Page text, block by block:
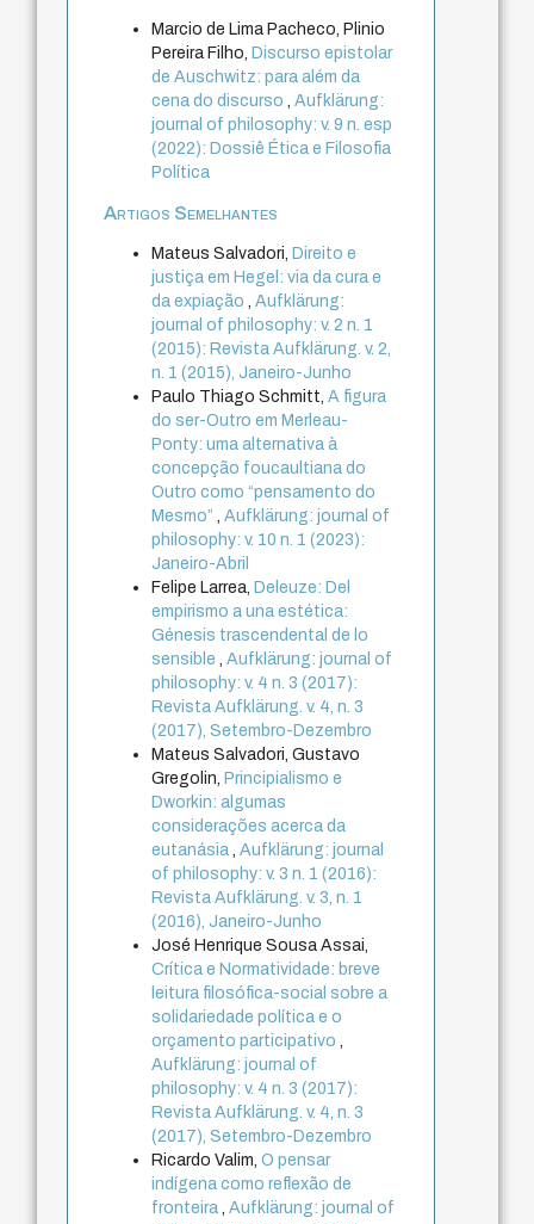
Marcio de Lima Pacheco, Plinio
Pereira Filho, Discurso epistolar
de Auschwitz: para além da
cena do discurso,Aufklärung:
journal of philosophy: v. 9 n. esp
(2022): Dossiê Ética e Filosofia
Política
Artigos Semelhantes
Mateus Salvadori, Direito e
justiça em Hegel: via da cura e
da expiação,Aufklärung:
journal of philosophy: v. 2 n. 1
(2015): Revista Aufklärung. v. 2,
n. 1 (2015), Janeiro-Junho
Paulo Thiago Schmitt,A figura
do ser-Outro em Merleau-
Ponty: uma alternativa à
concepção foucaultiana do
Outro como “pensamento do
Mesmo”,Aufklärung: journal of
philosophy: v. 10 n. 1 (2023):
Janeiro-Abril
Felipe Larrea, Deleuze: Del
empirismo a una estética:
Génesis trascendental de lo
sensible,Aufklärung: journal of
philosophy: v. 4 n. 3 (2017):
Revista Aufklärung. v. 4, n. 3
(2017), Setembro-Dezembro
Mateus Salvadori, Gustavo
Gregolin, Principialismo e
Dworkin: algumas
considerações acerca da
eutanásia,Aufklärung: journal
of philosophy: v. 3 n. 1 (2016):
Revista Aufklärung. v. 3, n. 1
(2016), Janeiro-Junho
José Henrique Sousa Assai,
Crítica e Normatividade: breve
leitura filosófica-social sobre a
solidariedade política e o
orçamento participativo,
Aufklärung: journal of
philosophy: v. 4 n. 3 (2017):
Revista Aufklärung. v. 4, n. 3
(2017), Setembro-Dezembro
Ricardo Valim,O pensar
indígena como reflexão de
fronteira,Aufklärung: journal of